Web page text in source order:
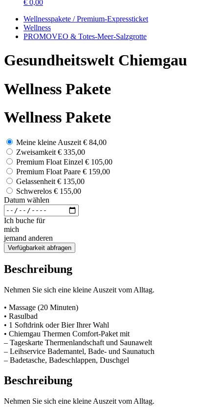
€ 0,00
Wellnesspakete / Premium-Expressticket
Wellness
PROMOVEO & Totes-Meer-Salzgrotte
Gesundheitswelt Chiemgau
Wellness Pakete
Wellness Pakete
Meine kleine Auszeit € 84,00
Zweisamkeit € 335,00
Premium Float Einzel € 105,00
Premium Float Paare € 159,00
Gelassenheit € 135,00
Schwerelos € 155,00
Datum wählen
Ich buche für
mich
jemand anderen
Verfügbarkeit abfragen
Beschreibung
Nehmen Sie sich eine kleine Auszeit vom Alltag.
• Massage (20 Minuten)
• Rasulbad
• 1 Softdrink oder Bier Ihrer Wahl
• Chiemgau Thermen Comfort-Paket mit
– Tageskarte Thermenlandschaft und Saunawelt
– Leihservice Bademantel, Bade- und Saunatuch
– Badetasche, Badeschlappen, Duschgel
Beschreibung
Nehmen Sie sich eine kleine Auszeit vom Alltag.